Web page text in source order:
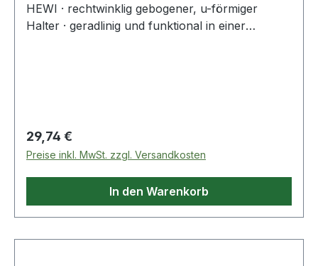
HEWI · rechtwinklig gebogener, u-förmiger
Halter · geradlinig und funktional in einer
den HEWI Farben Artikel: HEWI 477.21.100
Weitere technische Eigenschaften: · Farbe: 99 ·
Modell: 477.21.100 99
Regulärer Preis:
29,74 €
Preise inkl. MwSt. zzgl. Versandkosten
In den Warenkorb